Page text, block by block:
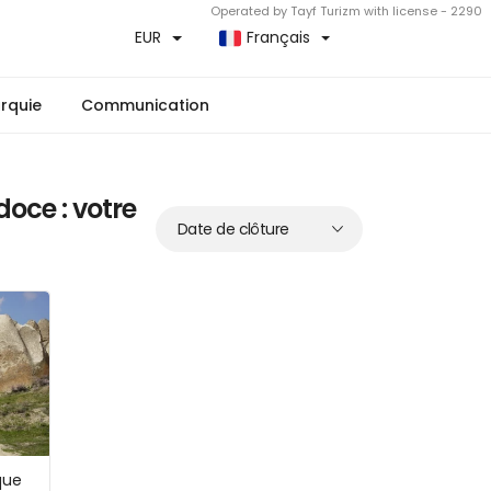
Operated by Tayf Turizm with license - 2290
EUR Français
Communication
: votre